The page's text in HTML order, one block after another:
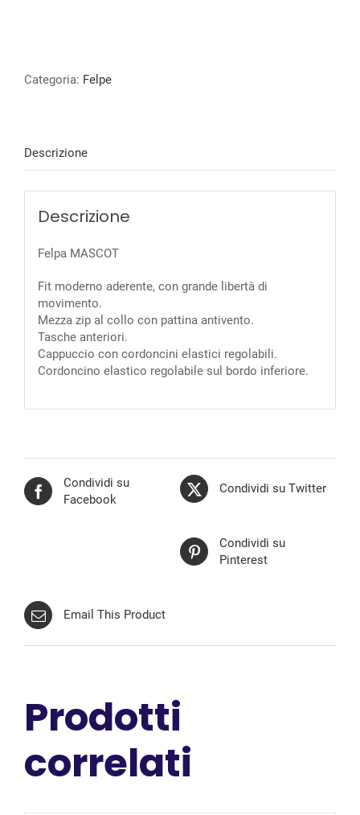
Categoria: Felpe
Descrizione
Descrizione
Felpa MASCOT
Fit moderno aderente, con grande libertà di
movimento.
Mezza zip al collo con pattina antivento.
Tasche anteriori.
Cappuccio con cordoncini elastici regolabili.
Cordoncino elastico regolabile sul bordo inferiore.
Condividi su
Facebook
Condividi su Twitter
Condividi su
Pinterest
Email This Product
Prodotti
correlati